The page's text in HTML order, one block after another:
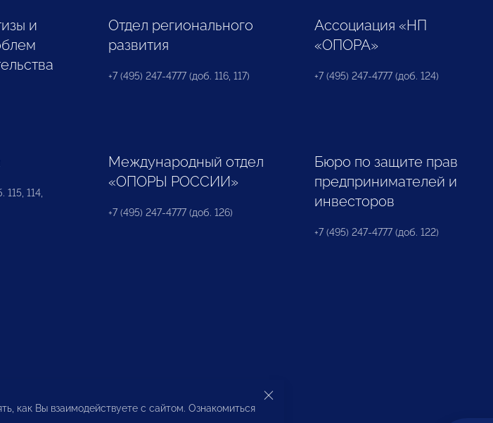
и
Отдел регионального
развития
+7 (495) 247-4777 (доб. 116, 117)
Ассоциация «НП
«ОПОРА»
+7 (495) 247-4777 (доб. 124)
115, 114,
Международный отдел
«ОПОРЫ РОССИИ»
+7 (495) 247-4777 (доб. 126)
Бюро по защите прав
предпринимателей и
инвесторов
+7 (495) 247-4777 (доб. 122)
как Вы взаимодействуете с сайтом. Ознакомиться